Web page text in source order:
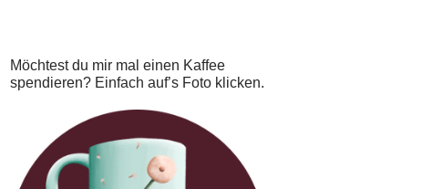
Möchtest du mir mal einen Kaffee
spendieren? Einfach auf’s Foto klicken.